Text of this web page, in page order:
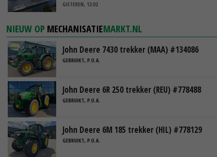
GISTEREN, 12:02
NIEUW OP MECHANISATIEMARKT.NL
John Deere 7430 trekker (MAA) #134086
GEBRUIKT, P.O.A.
John Deere 6R 250 trekker (REU) #778488
GEBRUIKT, P.O.A.
John Deere 6M 185 trekker (HIL) #778129
GEBRUIKT, P.O.A.